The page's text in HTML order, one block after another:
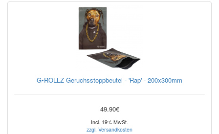
G•ROLLZ Geruchsstoppbeutel - 'Rap' - 200x300mm
49.90€
Incl. 19% MwSt.
zzgl. Versandkosten